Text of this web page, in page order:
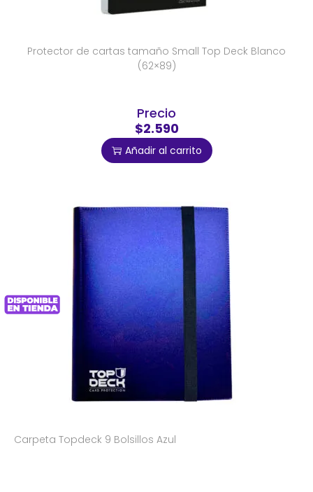
Protector de cartas tamaño Small Top Deck Blanco
(62×89)
Precio
$2.590
Añadir al carrito
Carpeta Topdeck 9 Bolsillos Azul